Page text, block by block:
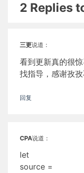
2 Replies
三更说道：
看到更新真的很
找指导，感谢孜
回复
CPA说道：
let
source =